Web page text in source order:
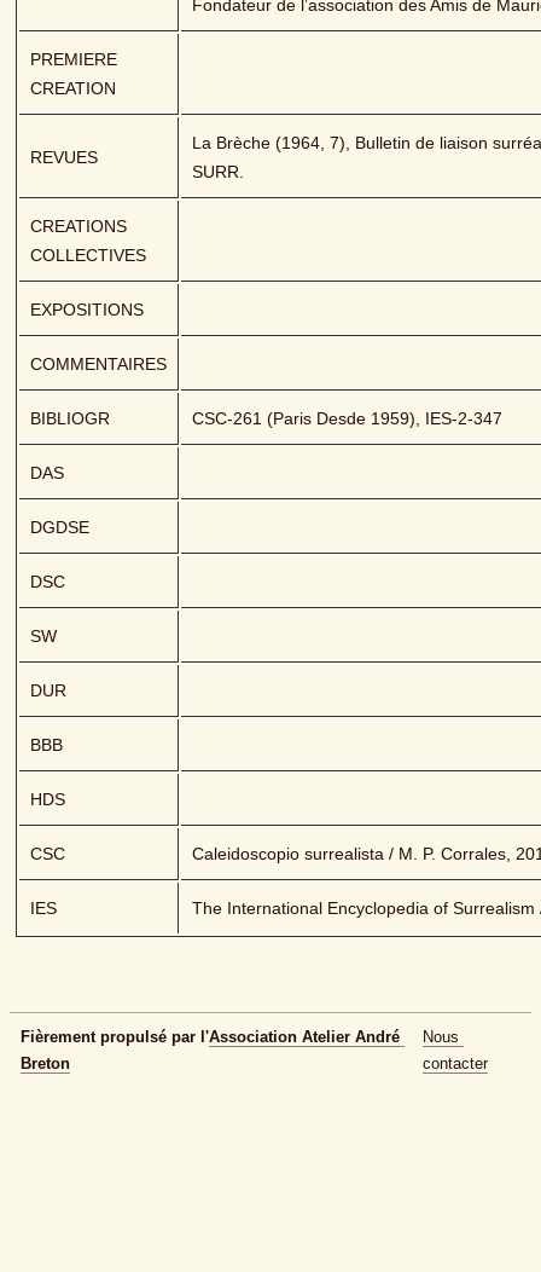
Fondateur de l’association des Amis de
PREMIERE
CREATION
REVUES
La Brèche (1964, 7), Bulletin de liaison
SURR.
CREATIONS
COLLECTIVES
EXPOSITIONS
COMMENTAIRES
BIBLIOGR CSC-261 (Paris Desde 1959), IES-2-347
DAS
DGDSE
DSC
SW
DUR
BBB
HDS
CSC Caleidoscopio surrealista / M. P. Corrales,
IES The International Encyclopedia of
Fièrement propulsé par l'Association Atelier André
Breton
Nous
contacter